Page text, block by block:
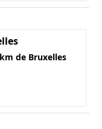
de Bruxelles